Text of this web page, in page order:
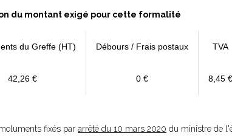
du montant exigé pour cette formalité
du Greffe (HT) Débours / Frais postaux TVA
42,26 € 0 € 8,45 €
fixés par arrêté du 10 mars 2020 du ministre de